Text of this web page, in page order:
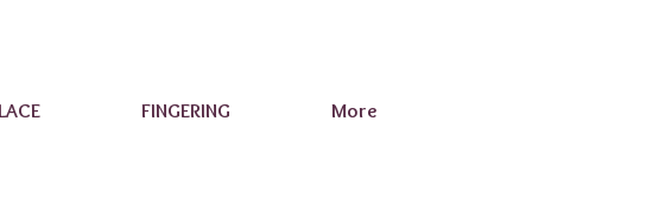
LACE FINGERING More